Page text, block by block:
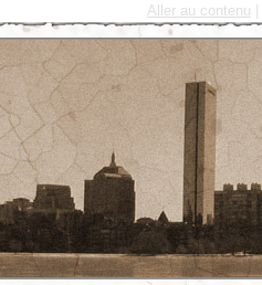
Aller au contenu